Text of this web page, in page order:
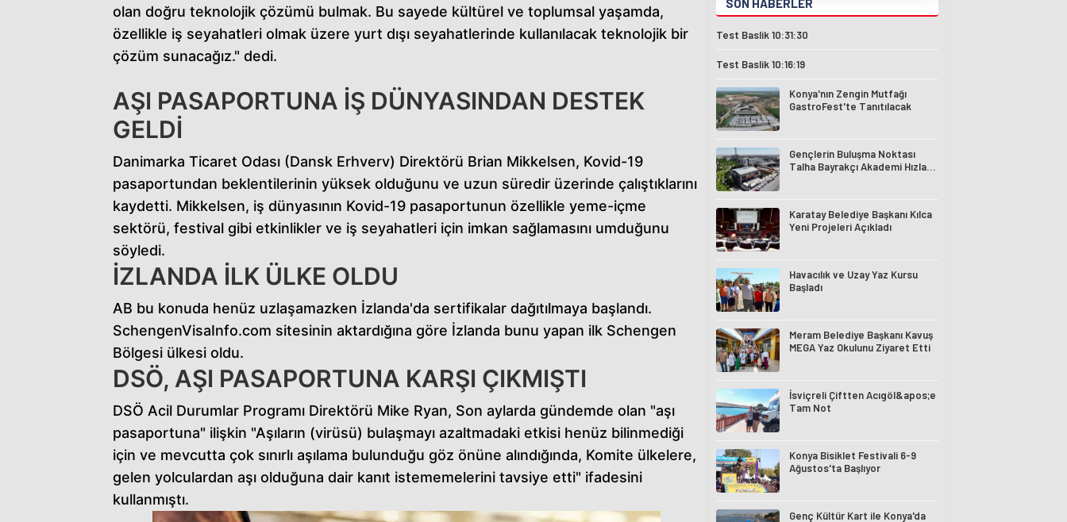
olan doğru teknolojik çözümü bulmak. Bu sayede kültürel ve toplumsal yaşamda,
özellikle iş seyahatleri olmak üzere yurt dışı seyahatlerinde kullanılacak teknolojik bir
çözüm sunacağız." dedi.
AŞI PASAPORTUNA İŞ DÜNYASINDAN DESTEK
GELDİ
Danimarka Ticaret Odası (Dansk Erhverv) Direktörü Brian Mikkelsen, Kovid-19
pasaportundan beklentilerinin yüksek olduğunu ve uzun süredir üzerinde çalıştıklarını
kaydetti. Mikkelsen, iş dünyasının Kovid-19 pasaportunun özellikle yeme-içme
sektörü, festival gibi etkinlikler ve iş seyahatleri için imkan sağlamasını umduğunu
söyledi.
İZLANDA İLK ÜLKE OLDU
AB bu konuda henüz uzlaşamazken İzlanda'da sertifikalar dağıtılmaya başlandı.
SchengenVisaInfo.com sitesinin aktardığına göre İzlanda bunu yapan ilk Schengen
Bölgesi ülkesi oldu.
DSÖ, AŞI PASAPORTUNA KARŞI ÇIKMIŞTI
DSÖ Acil Durumlar Programı Direktörü Mike Ryan, Son aylarda gündemde olan "aşı
pasaportuna" ilişkin "Aşıların (virüsü) bulaşmayı azaltmadaki etkisi henüz bilinmediği
için ve mevcutta çok sınırlı aşılama bulunduğu göz önüne alındığında, Komite ülkelere,
gelen yolculardan aşı olduğuna dair kanıt istememelerini tavsiye etti" ifadesini
kullanmıştı.
SON HABERLER
Test Baslik 10:31:30
Test Baslik 10:16:19
Konya'nın Zengin Mutfağı
GastroFest'te Tanıtılacak
Gençlerin Buluşma Noktası
Talha Bayrakçı Akademi Hızla
Karatay Belediye Başkanı Kılca
Yeni Projeleri Açıkladı
Havacılık ve Uzay Yaz Kursu
Başladı
Meram Belediye Başkanı Kavuş
MEGA Yaz Okulunu Ziyaret Etti
İsviçreli Çiftten Acıgöl&apos;e
Tam Not
Konya Bisiklet Festivali 6-9
Ağustos'ta Başlıyor
Genç Kültür Kart ile Konya'da